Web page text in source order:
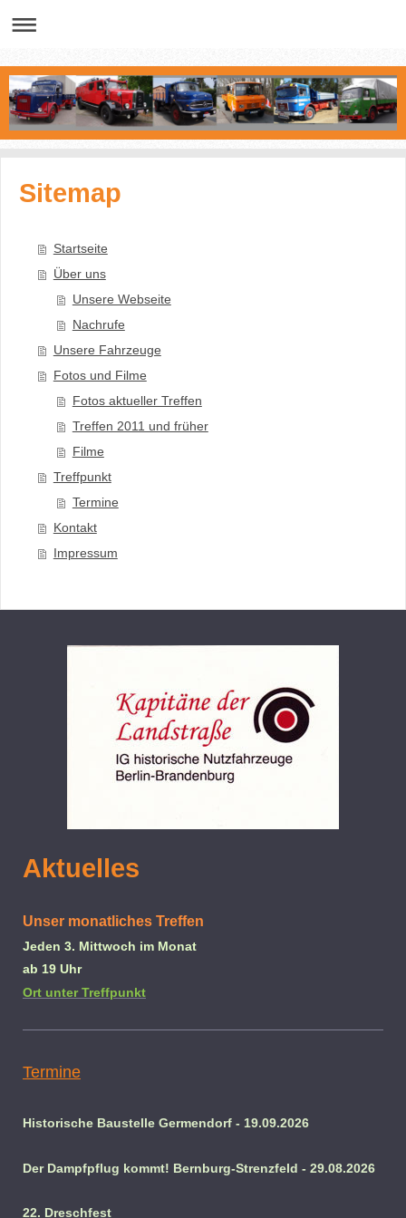
Sitemap
Startseite
Über uns
Unsere Webseite
Nachrufe
Unsere Fahrzeuge
Fotos und Filme
Fotos aktueller Treffen
Treffen 2011 und früher
Filme
Treffpunkt
Termine
Kontakt
Impressum
Aktuelles
Unser monatliches Treffen
Jeden 3. Mittwoch im Monat
ab 19 Uhr
Ort unter Treffpunkt
Termine
Historische Baustelle Germendorf - 19.09.2026
Der Dampfpflug kommt! Bernburg-Strenzfeld - 29.08.2026
22. Dreschfest